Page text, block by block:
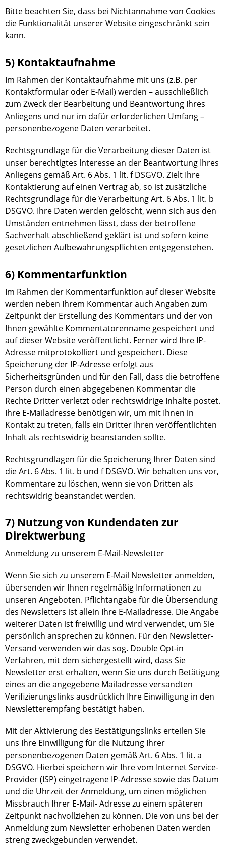
Bitte beachten Sie, dass bei Nichtannahme von Cookies
die Funktionalität unserer Website eingeschränkt sein
kann.
5) Kontaktaufnahme
Im Rahmen der Kontaktaufnahme mit uns (z.B. per
Kontaktformular oder E-Mail) werden – ausschließlich
zum Zweck der Bearbeitung und Beantwortung Ihres
Anliegens und nur im dafür erforderlichen Umfang –
personenbezogene Daten verarbeitet.
Rechtsgrundlage für die Verarbeitung dieser Daten ist
unser berechtigtes Interesse an der Beantwortung Ihres
Anliegens gemäß Art. 6 Abs. 1 lit. f DSGVO. Zielt Ihre
Kontaktierung auf einen Vertrag ab, so ist zusätzliche
Rechtsgrundlage für die Verarbeitung Art. 6 Abs. 1 lit. b
DSGVO. Ihre Daten werden gelöscht, wenn sich aus den
Umständen entnehmen lässt, dass der betroffene
Sachverhalt abschließend geklärt ist und sofern keine
gesetzlichen Aufbewahrungspflichten entgegenstehen.
6) Kommentarfunktion
Im Rahmen der Kommentarfunktion auf dieser Website
werden neben Ihrem Kommentar auch Angaben zum
Zeitpunkt der Erstellung des Kommentars und der von
Ihnen gewählte Kommentatorenname gespeichert und
auf dieser Website veröffentlicht. Ferner wird Ihre IP-
Adresse mitprotokolliert und gespeichert. Diese
Speicherung der IP-Adresse erfolgt aus
Sicherheitsgründen und für den Fall, dass die betroffene
Person durch einen abgegebenen Kommentar die
Rechte Dritter verletzt oder rechtswidrige Inhalte postet.
Ihre E-Mailadresse benötigen wir, um mit Ihnen in
Kontakt zu treten, falls ein Dritter Ihren veröffentlichten
Inhalt als rechtswidrig beanstanden sollte.
Rechtsgrundlagen für die Speicherung Ihrer Daten sind
die Art. 6 Abs. 1 lit. b und f DSGVO. Wir behalten uns vor,
Kommentare zu löschen, wenn sie von Dritten als
rechtswidrig beanstandet werden.
7) Nutzung von Kundendaten zur
Direktwerbung
Anmeldung zu unserem E-Mail-Newsletter
Wenn Sie sich zu unserem E-Mail Newsletter anmelden,
übersenden wir Ihnen regelmäßig Informationen zu
unseren Angeboten. Pflichtangabe für die Übersendung
des Newsletters ist allein Ihre E-Mailadresse. Die Angabe
weiterer Daten ist freiwillig und wird verwendet, um Sie
persönlich ansprechen zu können. Für den Newsletter-
Versand verwenden wir das sog. Double Opt-in
Verfahren, mit dem sichergestellt wird, dass Sie
Newsletter erst erhalten, wenn Sie uns durch Betätigung
eines an die angegebene Mailadresse versandten
Verifizierungslinks ausdrücklich Ihre Einwilligung in den
Newsletterempfang bestätigt haben.
Mit der Aktivierung des Bestätigungslinks erteilen Sie
uns Ihre Einwilligung für die Nutzung Ihrer
personenbezogenen Daten gemäß Art. 6 Abs. 1 lit. a
DSGVO. Hierbei speichern wir Ihre vom Internet Service-
Provider (ISP) eingetragene IP-Adresse sowie das Datum
und die Uhrzeit der Anmeldung, um einen möglichen
Missbrauch Ihrer E-Mail- Adresse zu einem späteren
Zeitpunkt nachvollziehen zu können. Die von uns bei der
Anmeldung zum Newsletter erhobenen Daten werden
streng zweckgebunden verwendet.